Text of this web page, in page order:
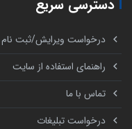
دسترسی سریع
درخواست ویرایش/ثبت نام
راهنمای استفاده از سایت
تماس با ما
درخواست تبلیغات